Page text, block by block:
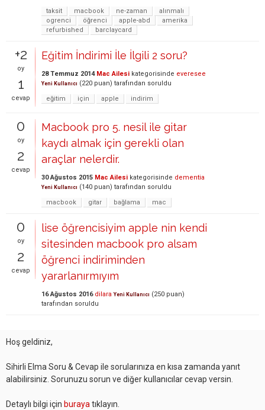
taksit
macbook ne-zaman
alınmalı
ogrenci
öğrenci apple-abd
amerika
refurbished
barclaycard
+2
oy
1
cevap
Eğitim İndirimi İle İlgili 2 soru?
28 Temmuz 2014 Mac Ailesi kategorisinde everesee
Yeni Kullanıcı (220 puan) tarafından soruldu
eğitim
için apple indirim
0
oy
2
cevap
Macbook pro 5. nesil ile gitar
kaydı almak için gerekli olan
araçlar nelerdir.
30 Ağustos 2015 Mac Ailesi kategorisinde dementia
Yeni Kullanıcı (140 puan) tarafından soruldu
macbook
gitar bağlama mac
0
oy
2
cevap
lise öğrencisiyim apple nin kendi
sitesinden macbook pro alsam
öğrenci indiriminden
yararlanırmıyım
16 Ağustos 2016 dilara Yeni Kullanıcı (250 puan)
tarafından soruldu
Hoş geldiniz,
Sihirli Elma Soru & Cevap ile sorularınıza en kısa zamanda yanıt
alabilirsiniz. Sorunuzu sorun ve diğer kullanıcılar cevap versin.
Detaylı bilgi için buraya tıklayın.